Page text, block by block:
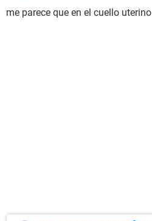
me parece que en el cuello uterino